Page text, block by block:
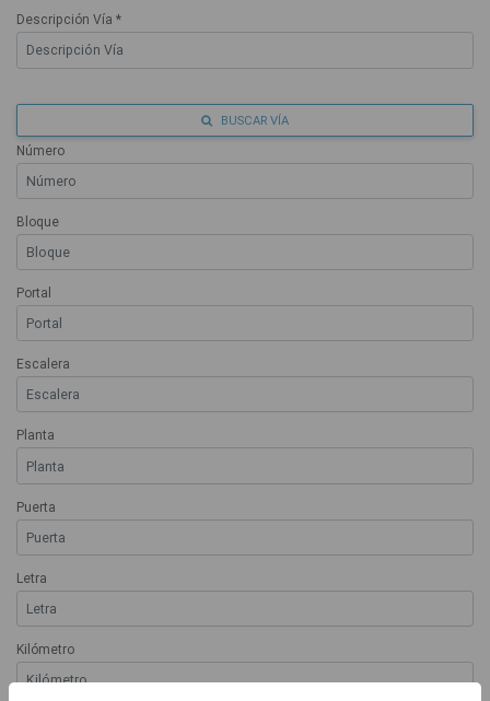
Descripción Vía *
BUSCAR VÍA
Número
Bloque
Portal
Escalera
Planta
Puerta
Letra
Kilómetro